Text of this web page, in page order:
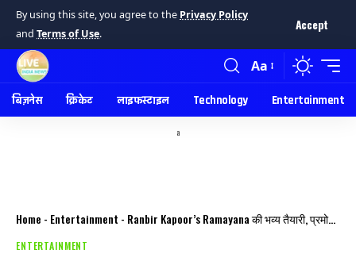
By using this site, you agree to the Privacy Policy
and Terms of Use.
Accept
Aa
बिज़नेस क्रिकेट लाइफस्टाइल Technology Entertainment
a
Home - Entertainment - Ranbir Kapoor’s Ramayana की भव्य तैयारी, प्रमोशन के लिए अमेरिका जाएंगे सुपरस्टार।
ENTERTAINMENT